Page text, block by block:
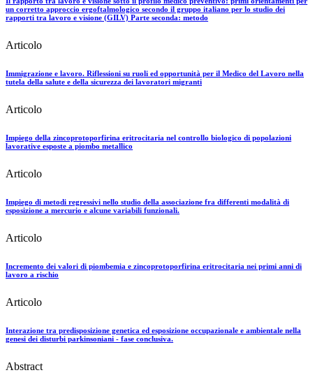
un corretto approccio ergoftalmologico secondo il gruppo italiano per lo studio dei
rapporti tra lavoro e visione (GILV) Parte seconda: metodo
Articolo
Immigrazione e lavoro. Riflessioni su ruoli ed opportunità per il Medico del Lavoro nella
tutela della salute e della sicurezza dei lavoratori migranti
Articolo
Impiego della zincoprotoporfirina eritrocitaria nel controllo biologico di popolazioni
lavorative esposte a piombo metallico
Articolo
Impiego di metodi regressivi nello studio della associazione fra differenti modalità di
esposizione a mercurio e alcune variabili funzionali.
Articolo
Incremento dei valori di piombemia e zincoprotoporfirina eritrocitaria nei primi anni di
lavoro a rischio
Articolo
Interazione tra predisposizione genetica ed esposizione occupazionale e ambientale nella
genesi dei disturbi parkinsoniani - fase conclusiva.
Abstract